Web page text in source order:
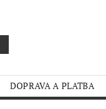
DOPRAVA A PLATBA